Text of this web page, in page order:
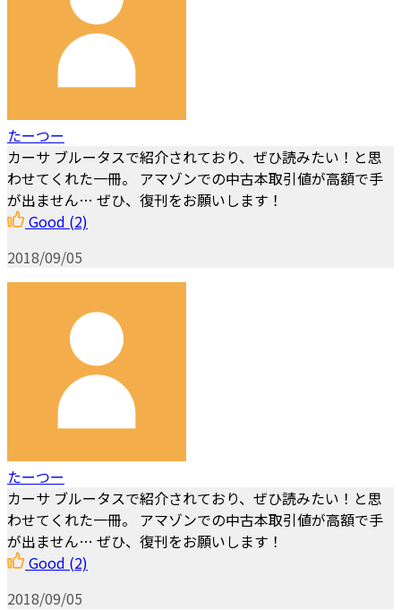
たーつー
カーサ ブルータスで紹介されており、ぜひ読みたい！と思
わせてくれた一冊。 アマゾンでの中古本取引値が高額で手
が出ません… ぜひ、復刊をお願いします！
Good (2)
2018/09/05
たーつー
カーサ ブルータスで紹介されており、ぜひ読みたい！と思
わせてくれた一冊。 アマゾンでの中古本取引値が高額で手
が出ません… ぜひ、復刊をお願いします！
Good (2)
2018/09/05